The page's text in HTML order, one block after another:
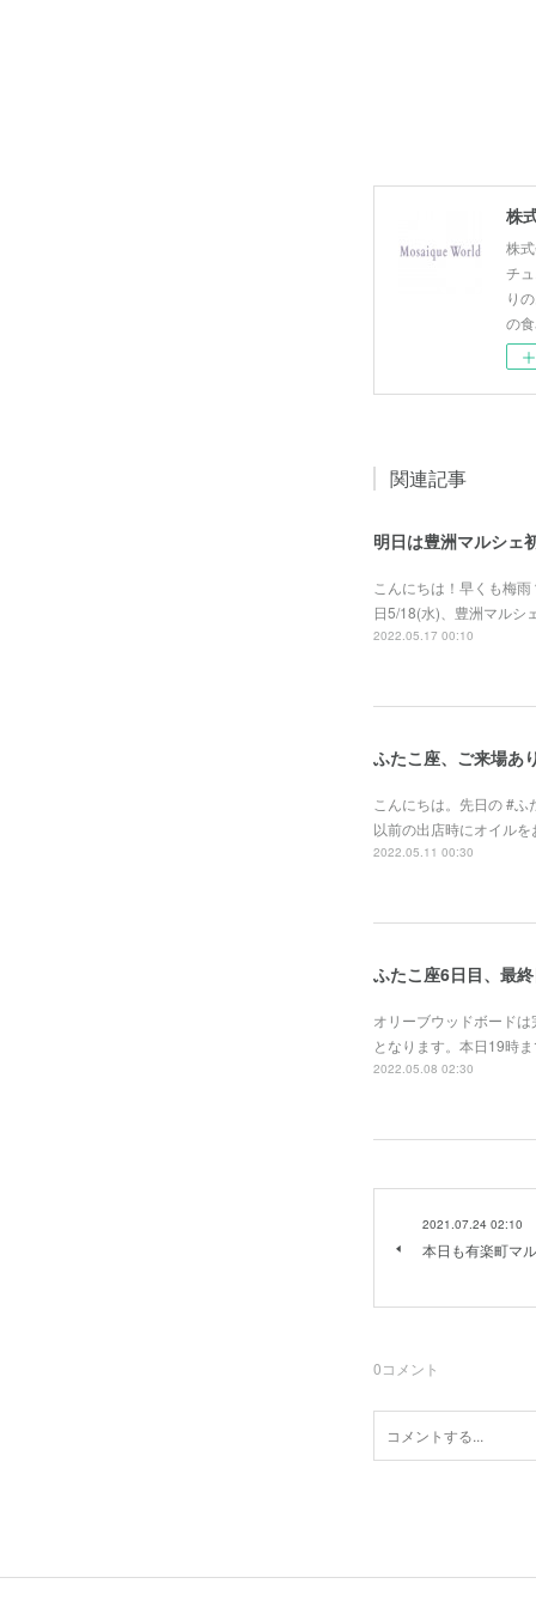
株
株
チ
り
の
関連記事
明日は豊洲マルシェ
こんにちは！早くも梅
日5/18(水)、豊洲マルシ
2022.05.17 00:10
ふたこ座、ご来場あ
こんにちは。先日の #ふ
以前の出店時にオイル
2022.05.11 00:30
ふたこ座6日目、最終
オリーブウッドボード
となります。本日19時
2022.05.08 02:30
2021.07.24 02:10
本日も有楽町マ
0コメント